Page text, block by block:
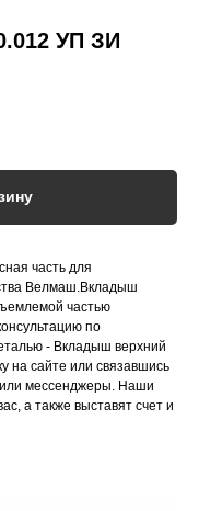
УП ЗИ
часть для
Велмаш.Вкладыш
частью
по
- Вкладыш верхний
на сайте или связавшись
или мессенджеры. Наши
а также выставят счет и